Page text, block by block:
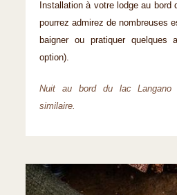
Installation à votre lodge au bord
pourrez admirez de nombreuses
baigner ou pratiquer quelques
option).
Nuit au bord du lac Langano
similaire.​​​​​​